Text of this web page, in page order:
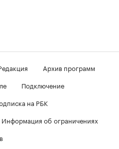
Архив программ
Подключение
на РБК
Информация об ограничениях